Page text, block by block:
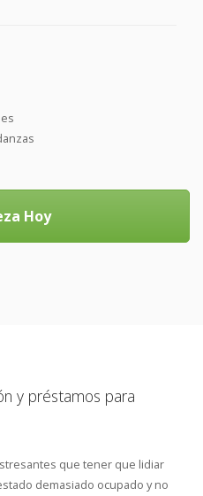
Hoy
y préstamos para
que tener que lidiar
demasiado ocupado y no